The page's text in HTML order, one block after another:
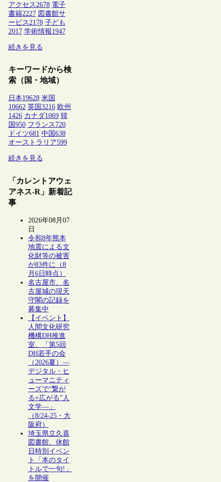
アクセス 2678 電子
書籍2227 図書館サ
ービス 2178 子ども
2017 学術情報1947
続きを見る
キーワードから検
索（国・地域）
日本19628 米国
10662 英国 3216 欧州
1426 カナダ1069 韓
国 950 フランス 720
ドイツ681 中国 638
オーストラリア599
続きを見る
「カレントアウェ
アネス-R」新着記
事
2026年08月07
日
令和8年熊本
地震による文
化財等の被害
が83件に（8
月6日時点）
名古屋市、名
古屋城の現天
守閣の記録を
募集中
【イベント】
人間文化研究
機構DH推進
室、「第5回
DH若手の会
（2026夏）―
デジタル・ヒ
ューマニティ
ーズで“繋が
る×広がる”人
文学―」
（8/24-25・大
阪府）
埼玉県立久喜
図書館、休館
日特別イベン
ト「本のタイ
トルで一句!」
を開催